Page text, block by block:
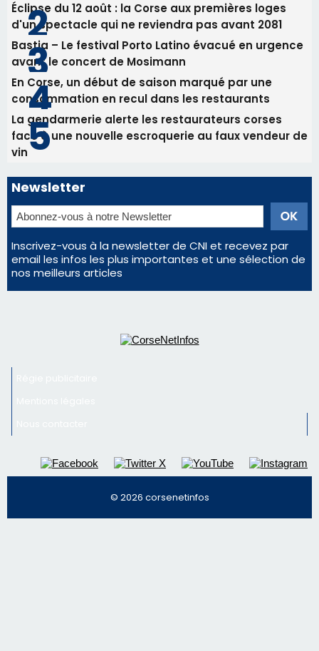
Éclipse du 12 août : la Corse aux premières loges
d'un spectacle qui ne reviendra pas avant 2081
Bastia – Le festival Porto Latino évacué en urgence
avant le concert de Mosimann
En Corse, un début de saison marqué par une
consommation en recul dans les restaurants
La gendarmerie alerte les restaurateurs corses
face à une nouvelle escroquerie au faux vendeur de
vin
Newsletter
Inscrivez-vous à la newsletter de CNI et recevez par
email les infos les plus importantes et une sélection de
nos meilleurs articles
© 2026 corsenetinfos